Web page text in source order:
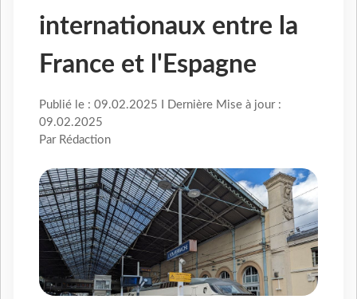
internationaux entre la
France et l'Espagne
Publié le : 09.02.2025 I Dernière Mise à jour :
09.02.2025
Par Rédaction